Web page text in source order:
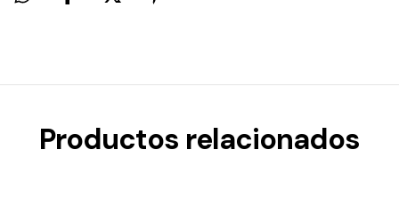
Productos relacionados